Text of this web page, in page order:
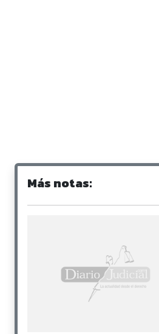
Más notas: